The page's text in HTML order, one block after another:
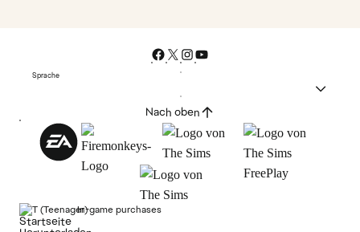
Sprache
Nach oben
In-game purchases
Startseite